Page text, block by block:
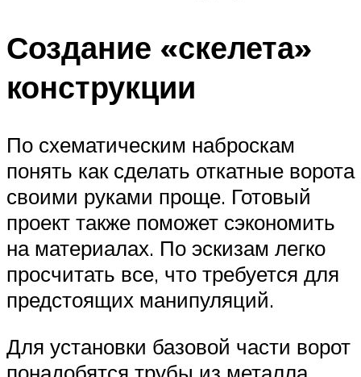
Создание «скелета»
конструкции
По схематическим наброскам
понять как сделать откатные ворота
своими руками проще. Готовый
проект также поможет сэкономить
на материалах. По эскизам легко
просчитать все, что требуется для
предстоящих манипуляций.
Для установки базовой части ворот